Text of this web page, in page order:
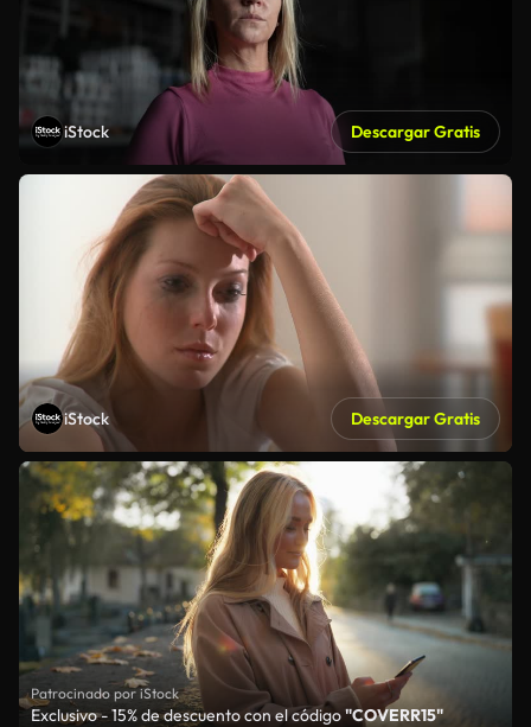
iStock Descargar Gratis
iStock Descargar Gratis
Patrocinado por iStock
Exclusivo - 15% de descuento con el código"COVERR15"